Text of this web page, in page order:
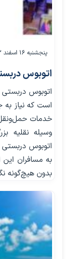
پنجشنبه ۱۶ اسفند ۱۴۰۳
اتوبوس
اتوبوس دربستی
است که نیاز به
خدمات
وسیله نقلیه
اتوبوس
به مسافران
بدون هیچ‌گونه